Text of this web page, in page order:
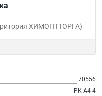
ХИМОПТТОРГА)
70556
РК-А4-4